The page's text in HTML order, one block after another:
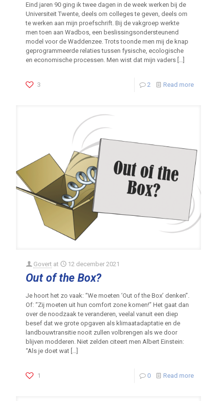
Eind jaren 90 ging ik twee dagen in de week werken bij de
Universiteit Twente, deels om colleges te geven, deels om
te werken aan mijn proefschrift. Bij de vakgroep werkte
men toen aan Wadbos, een beslissingsondersteunend
model voor de Waddenzee. Trots toonde men mij de knap
geprogrammeerde relaties tussen fysische, ecologische
en economische processen. Men wist dat mijn vaders
3 2 Read more
Govert at 12 december 2021
Out of the Box?
Je hoort het zo vaak: “We moeten ‘Out of the Box’ denken”.
Of: “Zij moeten uit hun comfort zone komen!” Het gaat dan
over de noodzaak te veranderen, veelal vanuit een diep
besef dat we grote opgaven als klimaatadaptatie en de
landbouwtransitie nooit zullen volbrengen als we door
blijven modderen. Niet zelden citeert men Albert Einstein:
“Als je doet wat […]
1 0 Read more